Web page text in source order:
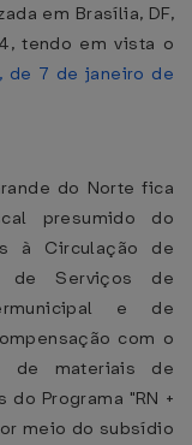
em Brasília, DF,
tendo em vista o
de 7 de janeiro de
do Norte fica
presumido do
à Circulação de
de Serviços de
e de
com o
de materiais de
Programa "RN +
meio do subsídio